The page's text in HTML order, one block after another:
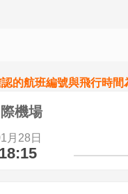
的航班編號與飛行時間
機場
月28日
18:15